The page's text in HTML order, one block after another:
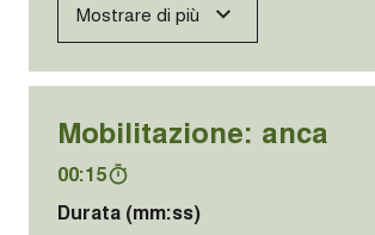
Mostrare di più
Mobilitazione: anca
00:15
Durata (mm:ss)